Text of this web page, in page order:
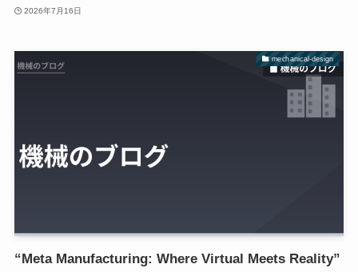
2026年7月16日
mechanical-design
“Meta Manufacturing: Where Virtual Meets Reality”